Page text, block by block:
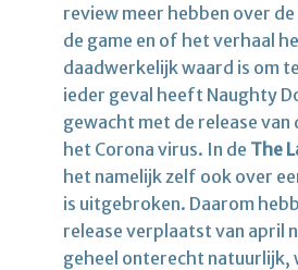
review meer hebben over
de game en of het verhaal
daadwerkelijk waard is om
ieder geval heeft Naughty
gewacht met de release van
het Corona virus. In de The
het namelijk zelf ook over
is uitgebroken. Daarom
release verplaatst van april
geheel onterecht natuurlijk,